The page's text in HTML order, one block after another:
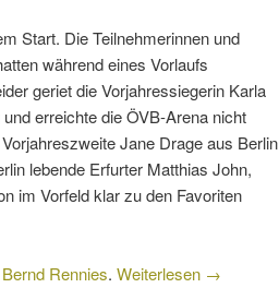
Start. Die Teilnehmerinnen und
während eines Vorlaufs
geriet die Vorjahressiegerin Karla
erreichte die ÖVB-Arena nicht
Jane Drage aus Berlin
lebende Erfurter Matthias John,
im Vorfeld klar zu den Favoriten
Rennies. Weiterlesen →